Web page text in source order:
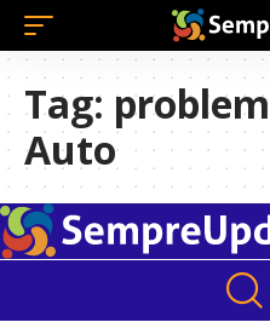
Tag:
Auto